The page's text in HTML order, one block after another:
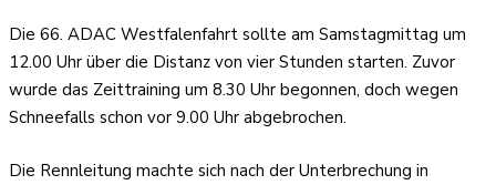
Die 66. ADAC Westfalenfahrt sollte am Samstagmittag um
12.00 Uhr über die Distanz von vier Stunden starten. Zuvor
wurde das Zeittraining um 8.30 Uhr begonnen, doch wegen
Schneefalls schon vor 9.00 Uhr abgebrochen.
Die Rennleitung machte sich nach der Unterbrechung in